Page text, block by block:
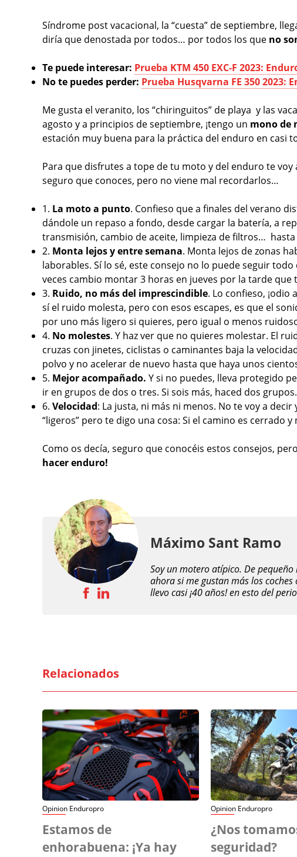
Síndrome post vacacional, la “cuesta” de septiembre,
diría que denostada por todos… por todos los que no
Te puede interesar: Prueba KTM 450 EXC-F 2023:
No te puedes perder: Prueba Husqvarna FE 350 2023:
Me gusta el veranito, los “chiringuitos” de playa y las
agosto y a principios de septiembre, ¡tengo un mono de
estación muy buena para la práctica del enduro en casi
Para que disfrutes a tope de tu moto y del enduro te voy
seguro que conoces, pero no viene mal recordarlos…
1. La moto a punto. Confieso que a finales del verano
dándole un repaso a fondo, desde cargar la batería, a
transmisión, cambio de aceite, limpieza de filtros…
2. Monta lejos y entre semana. Monta lejos de zonas
laborables. Sí lo sé, este consejo no lo puede seguir
veces cambio montar 3 horas en jueves por la tarde que
3. Ruido, no más del imprescindible. Lo confieso,
sí el ruido molesta, pero con esos escapes, es que el
por uno más ligero si quieres, pero igual o menos
4. No molestes. Y haz ver que no quieres molestar. El
cruzas con jinetes, ciclistas o caminantes baja la
polvo y no acelerar de nuevo hasta que haya unos
5. Mejor acompañado. Y si no puedes, lleva protegido
ir en grupos de dos o tres. Si sois más, haced dos
6. Velocidad: La justa, ni más ni menos. No te voy a
“ligeros” pero te digo una cosa: Si el camino es cerrado
Como os decía, seguro que conocéis estos consejos,
hacer enduro!
Máximo Sant Ramo
Soy un motero atípico. De
ahora si me gustan más los
llevo casi ¡40 años! en esto del
Relacionados
Opinion Enduropro
Estamos de
enhorabuena: ¡Ya hay
Opinion Enduropro
¿Nos
seguridad?